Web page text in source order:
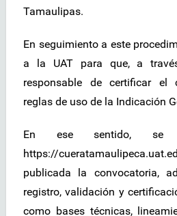
Tamaulipas.
En seguimiento a este
a la UAT para que, a
responsable de certificar el
reglas de uso de la Indicación
En ese sentido, se
https://
publicada la convocatoria,
registro, validación y
como bases técnicas,